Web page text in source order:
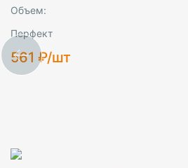
Объем:
Перфект
561 ₽/шт